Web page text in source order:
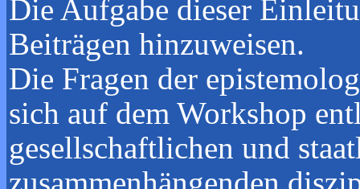
Die Aufgabe dieser
Beiträgen hinzuweisen.
Die Fragen der
sich auf dem Workshop
gesellschaftlichen und